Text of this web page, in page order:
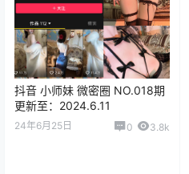
抖音 小师妹 微密圈 NO.018期
更新至：2024.6.11
24年6月25日 0 3.8k